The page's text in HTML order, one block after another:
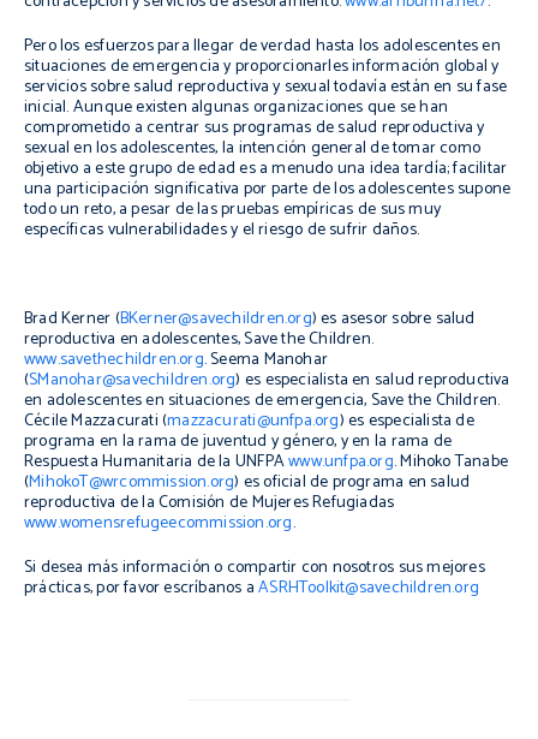
Pero los esfuerzos para llegar de verdad hasta los adolescentes en
situaciones de emergencia y proporcionarles información global y
servicios sobre salud reproductiva y sexual todavía están en su fase
inicial. Aunque existen algunas organizaciones que se han
comprometido a centrar sus programas de salud reproductiva y
sexual en los adolescentes, la intención general de tomar como
objetivo a este grupo de edad es a menudo una idea tardía; facilitar
una participación significativa por parte de los adolescentes supone
todo un reto, a pesar de las pruebas empíricas de sus muy
específicas vulnerabilidades y el riesgo de sufrir daños.
Brad Kerner (BKerner@savechildren.org) es asesor sobre salud
reproductiva en adolescentes, Save the Children.
www.savethechildren.org. Seema Manohar
(SManohar@savechildren.org) es especialista en salud reproductiva
en adolescentes en situaciones de emergencia, Save the Children.
Cécile Mazzacurati (mazzacurati@unfpa.org) es especialista de
programa en la rama de juventud y género, y en la rama de
Respuesta Humanitaria de la UNFPAwww.unfpa.org.Mihoko Tanabe
(MihokoT@wrcommission.org) es oficial de programa en salud
reproductiva de la Comisión de Mujeres Refugiadas
www.womensrefugeecommission.org.
Si desea más información o compartir con nosotros sus mejores
prácticas, por favor escríbanos aASRHToolkit@savechildren.org